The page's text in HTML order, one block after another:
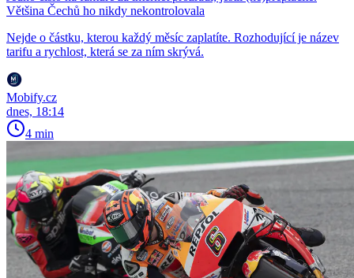
Většina Čechů ho nikdy nekontrolovala
Nejde o částku, kterou každý měsíc zaplatíte. Rozhodující je název
tarifu a rychlost, která se za ním skrývá.
Mobify.cz
dnes, 18:14
4 min